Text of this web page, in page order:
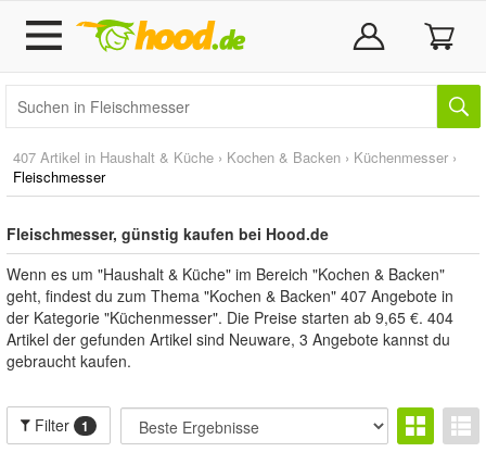
407 Artikel in Haushalt & Küche › Kochen & Backen › Küchenmesser ›
Fleischmesser
Fleischmesser, günstig kaufen bei Hood.de
Wenn es um "Haushalt & Küche" im Bereich "Kochen & Backen"
geht, findest du zum Thema "Kochen & Backen" 407 Angebote in
der Kategorie "Küchenmesser". Die Preise starten ab 9,65 €. 404
Artikel der gefunden Artikel sind Neuware, 3 Angebote kannst du
gebraucht kaufen.
Filter 1